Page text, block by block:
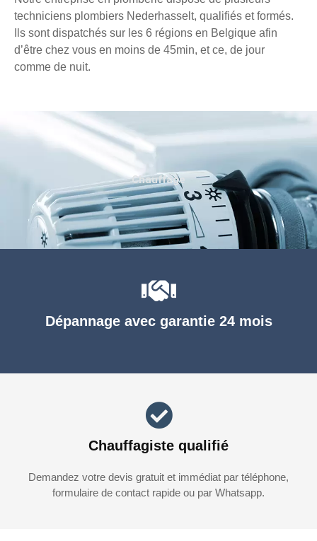
techniciens plombiers Nederhasselt, qualifiés et formés.
Ils sont dispatchés sur les 6 régions en Belgique afin
d’être chez vous en moins de 45min, et ce, de jour
comme de nuit.
Dépannage avec garantie 24 mois
Chauffagiste qualifié
Demandez votre devis gratuit et immédiat par téléphone,
formulaire de contact rapide ou par Whatsapp.
Chauffage